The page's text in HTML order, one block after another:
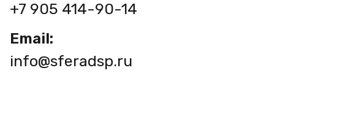
+7 905 414-90-14
Email:
info@sferadsp.ru